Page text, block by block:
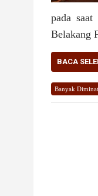
pada
Belakang
BACA
Banyak